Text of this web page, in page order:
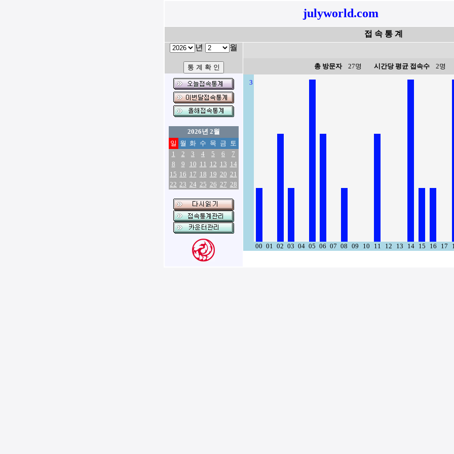
julyworld.com
접 속 통 계
년 월
2026년 2월
일 월 화 수 목 금 토
1
2 3 4 5 6
7
8
9 10 11 12 13 14
15 16 17 18 19 20 21
22 23 24 25 26 27 28
총 방문자27명 시간당 평균 접속수2명
3
00 01 02 03 04 05 06 07 08 09 10 11 12 13 14 15 16 17